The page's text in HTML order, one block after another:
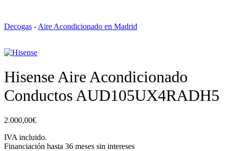
Decogas - Aire Acondicionado en Madrid
Hisense Aire Acondicionado
Conductos AUD105UX4RADH5
2.000,00€
IVA incluido.
Financiación hasta 36 meses sin intereses